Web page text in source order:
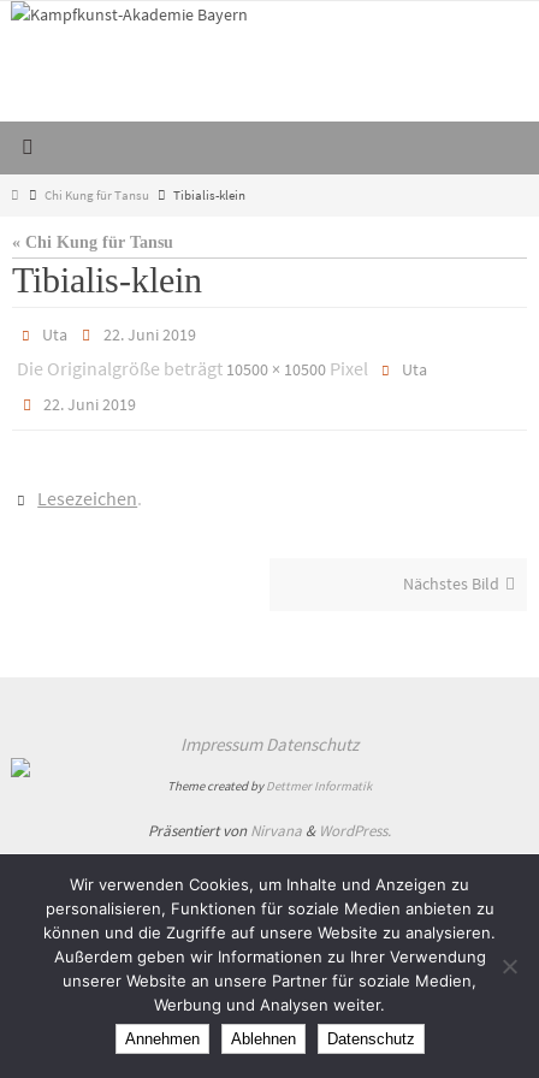
Zum
StartChi Kung für Tansu Tibialis-klein
« Chi Kung für Tansu
Tibialis-klein
Uta 22. Juni 2019
Die Originalgröße beträgt 10500 × 10500 Pixel
Uta
22. Juni 2019
Lesezeichen.
Nächstes Bild
Impressum Datenschutz
Theme created byDettmer Informatik
Präsentiert vonNirvana & WordPress.
Wir verwenden Cookies, um Inhalte und Anzeigen zu
personalisieren, Funktionen für soziale Medien anbieten zu
können und die Zugriffe auf unsere Website zu analysieren.
Außerdem geben wir Informationen zu Ihrer Verwendung
unserer Website an unsere Partner für soziale Medien,
Werbung und Analysen weiter.
Annehmen Ablehnen Datenschutz